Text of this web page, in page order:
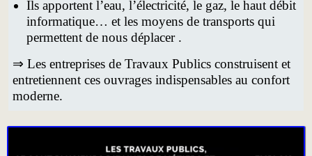
Ils apportent l’eau, l’électricité, le gaz, le haut débit
informatique… et les moyens de transports qui
permettent de nous déplacer .
⇒ Les entreprises de Travaux Publics construisent et
entretiennent ces ouvrages indispensables au confort
moderne.